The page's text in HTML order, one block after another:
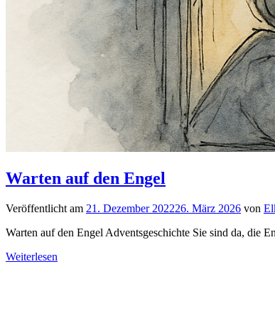
Warten auf den Engel
Veröffentlicht am 21. Dezember 202226. März 2026 von
Warten auf den Engel Adventsgeschichte Sie sind da, die
Weiterlesen